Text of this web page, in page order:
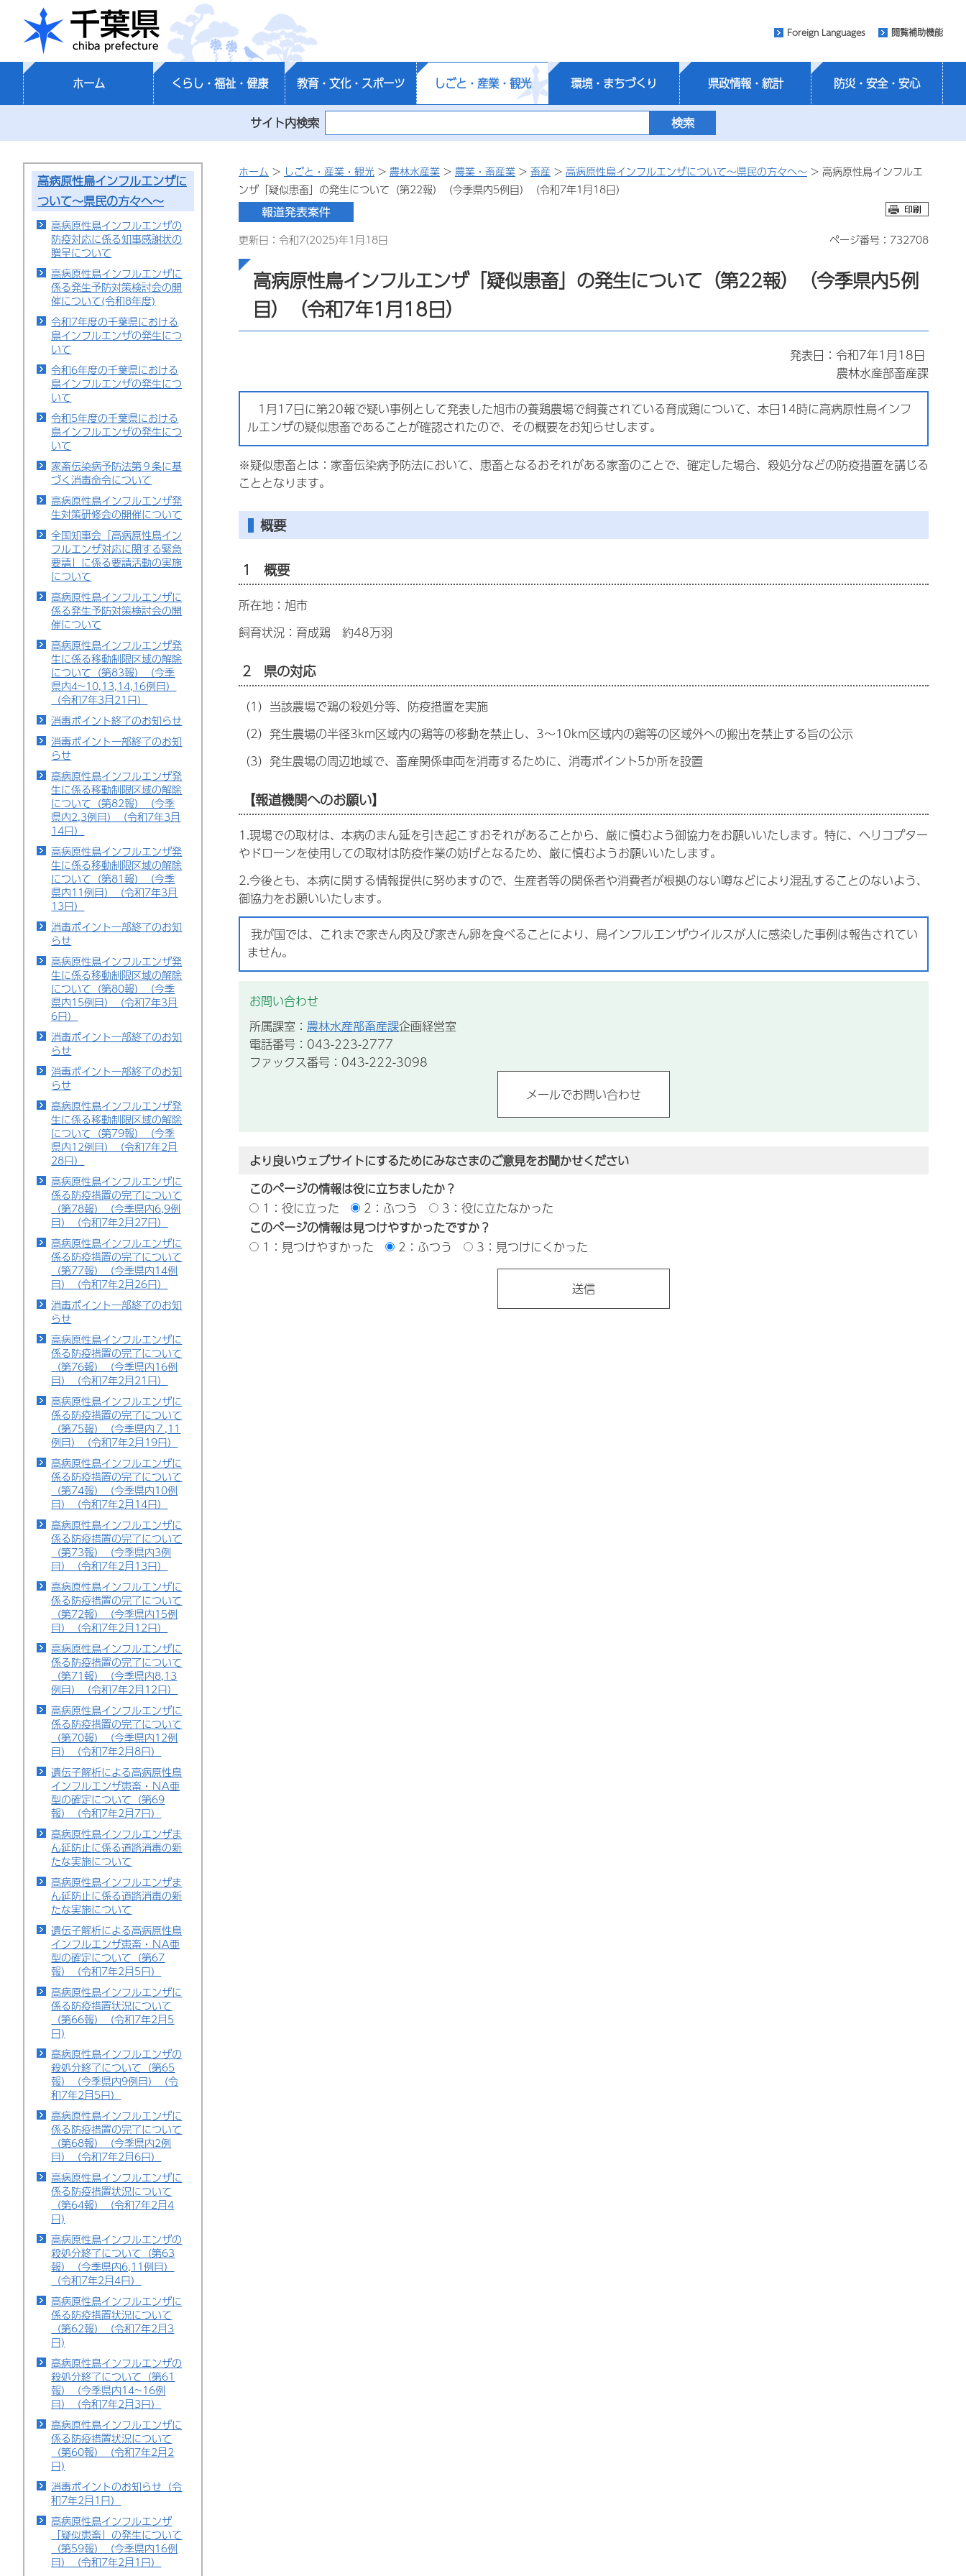
千葉県
Foreign Languages 閲覧補助機能
ホーム くらし・福祉・健康 教育・文化・スポーツ しごと・産業・観光 環境・まちづくり 県政情報・統計 防災・安全・安心
サイト内検索
高病原性鳥インフルエンザに
ついて～県民の方々へ～
高病原性鳥インフルエンザの
防疫対応に係る知事感謝状の
贈呈について
高病原性鳥インフルエンザに
係る発生予防対策検討会の開
催について(令和8年度)
令和7年度の千葉県における
鳥インフルエンザの発生につ
いて
令和6年度の千葉県における
鳥インフルエンザの発生につ
いて
令和5年度の千葉県における
鳥インフルエンザの発生につ
いて
家畜伝染病予防法第９条に基
づく消毒命令について
高病原性鳥インフルエンザ発
生対策研修会の開催について
全国知事会「高病原性鳥イン
フルエンザ対応に関する緊急
要請」に係る要請活動の実施
について
高病原性鳥インフルエンザに
係る発生予防対策検討会の開
催について
高病原性鳥インフルエンザ発
生に係る移動制限区域の解除
について（第83報）（今季
県内4~10,13,14,16例目）
（令和7年3月21日）
消毒ポイント終了のお知らせ
消毒ポイント一部終了のお知
らせ
高病原性鳥インフルエンザ発
生に係る移動制限区域の解除
について（第82報）（今季
県内2,3例目）（令和7年3月
14日）
高病原性鳥インフルエンザ発
生に係る移動制限区域の解除
について（第81報）（今季
県内11例目）（令和7年3月
13日）
消毒ポイント一部終了のお知
らせ
高病原性鳥インフルエンザ発
生に係る移動制限区域の解除
について（第80報）（今季
県内15例目）（令和7年3月
6日）
消毒ポイント一部終了のお知
らせ
消毒ポイント一部終了のお知
らせ
高病原性鳥インフルエンザ発
生に係る移動制限区域の解除
について（第79報）（今季
県内12例目）（令和7年2月
28日）
高病原性鳥インフルエンザに
係る防疫措置の完了について
（第78報）（今季県内6,9例
目）（令和7年2月27日）
高病原性鳥インフルエンザに
係る防疫措置の完了について
（第77報）（今季県内14例
目）（令和7年2月26日）
消毒ポイント一部終了のお知
らせ
高病原性鳥インフルエンザに
係る防疫措置の完了について
（第76報）（今季県内16例
目）（令和7年2月21日）
高病原性鳥インフルエンザに
係る防疫措置の完了について
（第75報）（今季県内７,11
例目）（令和7年2月19日）
高病原性鳥インフルエンザに
係る防疫措置の完了について
（第74報）（今季県内10例
目）（令和7年2月14日）
高病原性鳥インフルエンザに
係る防疫措置の完了について
（第73報）（今季県内3例
目）（令和7年2月13日）
高病原性鳥インフルエンザに
係る防疫措置の完了について
（第72報）（今季県内15例
目）（令和7年2月12日）
高病原性鳥インフルエンザに
係る防疫措置の完了について
（第71報）（今季県内8,13
例目）（令和7年2月12日）
高病原性鳥インフルエンザに
係る防疫措置の完了について
（第70報）（今季県内12例
目）（令和7年2月8日）
遺伝子解析による高病原性鳥
インフルエンザ患畜・ＮA亜
型の確定について（第69
報）（令和7年2月7日）
高病原性鳥インフルエンザま
ん延防止に係る道路消毒の新
たな実施について
高病原性鳥インフルエンザま
ん延防止に係る道路消毒の新
たな実施について
遺伝子解析による高病原性鳥
インフルエンザ患畜・ＮA亜
型の確定について（第67
報）（令和7年2月5日）
高病原性鳥インフルエンザに
係る防疫措置状況について
（第66報）（令和7年2月5
日)
高病原性鳥インフルエンザの
殺処分終了について（第65
報）（今季県内9例目）（令
和7年2月5日）
高病原性鳥インフルエンザに
係る防疫措置の完了について
（第68報）（今季県内2例
目）（令和7年2月6日）
高病原性鳥インフルエンザに
係る防疫措置状況について
（第64報）（令和7年2月4
日)
高病原性鳥インフルエンザの
殺処分終了について（第63
報）（今季県内6,11例目）
（令和7年2月4日）
高病原性鳥インフルエンザに
係る防疫措置状況について
（第62報）（令和7年2月3
日)
高病原性鳥インフルエンザの
殺処分終了について（第61
報）（今季県内14~16例
目）（令和7年2月3日）
高病原性鳥インフルエンザに
係る防疫措置状況について
（第60報）（令和7年2月2
日)
消毒ポイントのお知らせ（令
和7年2月1日）
高病原性鳥インフルエンザ
「疑似患畜」の発生について
（第59報）（今季県内16例
目）（令和7年2月1日）
ホーム > しごと・産業・観光 > 農林水産業 > 農業・畜産業 > 畜産 > 高病原性鳥インフルエンザについて～県民の方々へ～ > 高病原性鳥インフルエ
ンザ「疑似患畜」の発生について（第22報）（今季県内5例目）（令和7年1月18日）
更新日：令和7(2025)年1月18日 ページ番号：732708
高病原性鳥インフルエンザ「疑似患畜」の発生について（第22報）（今季県内5例
目）（令和7年1月18日）
発表日：令和7年1月18日
農林水産部畜産課
1月17日に第20報で疑い事例として発表した旭市の養鶏農場で飼養されている育成鶏について、本日14時に高病原性鳥インフ
ルエンザの疑似患畜であることが確認されたので、その概要をお知らせします。
※疑似患畜とは：家畜伝染病予防法において、患畜となるおそれがある家畜のことで、確定した場合、殺処分などの防疫措置を講じる
こととなります。
概要
1 概要
所在地：旭市
飼育状況：育成鶏 約48万羽
2 県の対応
（1）当該農場で鶏の殺処分等、防疫措置を実施
（2）発生農場の半径3km区域内の鶏等の移動を禁止し、3～10km区域内の鶏等の区域外への搬出を禁止する旨の公示
（3）発生農場の周辺地域で、畜産関係車両を消毒するために、消毒ポイント5か所を設置
【報道機関へのお願い】
1.現場での取材は、本病のまん延を引き起こすおそれがあることから、厳に慎むよう御協力をお願いいたします。特に、ヘリコプター
やドローンを使用しての取材は防疫作業の妨げとなるため、厳に慎むようお願いいたします。
2.今後とも、本病に関する情報提供に努めますので、生産者等の関係者や消費者が根拠のない噂などにより混乱することのないよう、
御協力をお願いいたします。
我が国では、これまで家きん肉及び家きん卵を食べることにより、鳥インフルエンザウイルスが人に感染した事例は報告されてい
ません。
お問い合わせ
所属課室： 農林水産部畜産課企画経営室
電話番号：043-223-2777
ファックス番号：043-222-3098
より良いウェブサイトにするためにみなさまのご意見をお聞かせください
このページの情報は役に立ちましたか？
1：役に立った
2：ふつう
3：役に立たなかった
このページの情報は見つけやすかったですか？
1：見つけやすかった
2：ふつう 3：見つけにくかった